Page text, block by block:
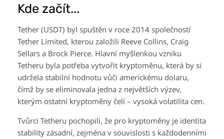
Kde začít...
Tether (USDT) byl spuštěn v roce 2014 společností
Tether Limited, kterou založili Reeve Collins, Craig
Sellars a Brock Pierce. Hlavní myšlenkou vzniku
Tetheru byla potřeba vytvořit kryptoměnu, která by si
udržela stabilní hodnotu vůči americkému dolaru,
čímž by se eliminovala jedna z největších výzev,
kterým ostatní kryptoměny čelí – vysoká volatilita cen.
Tvůrci Tetheru pochopili, že pro kryptoměny je identita
stability zásadní, zejména v souvislosti s každodenními